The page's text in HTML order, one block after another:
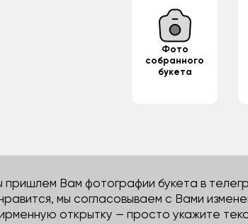
Фото
собранного
букета
пришлем Вам фотографии букета в
мы согласовываем с Вами
открытку — просто укажите